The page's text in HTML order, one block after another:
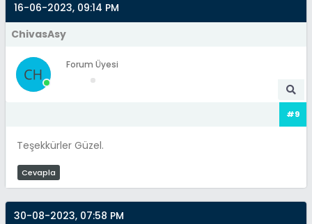
16-06-2023, 09:14 PM
ChivasAsy
Forum Üyesi
#9
Teşekkürler Güzel.
Cevapla
30-08-2023, 07:58 PM